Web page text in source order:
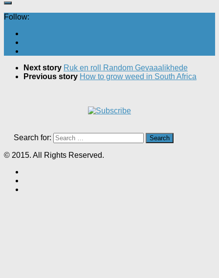
Follow:
Next story Ruk en roll Random Gevaaalikhede
Previous story How to grow weed in South Africa
Search for:
© 2015. All Rights Reserved.